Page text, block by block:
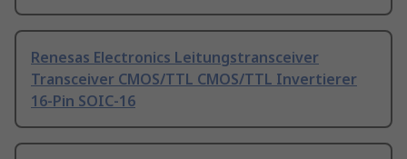
Renesas Electronics Leitungstransceiver
Transceiver CMOS/TTL CMOS/TTL Invertierer
16-Pin SOIC-16